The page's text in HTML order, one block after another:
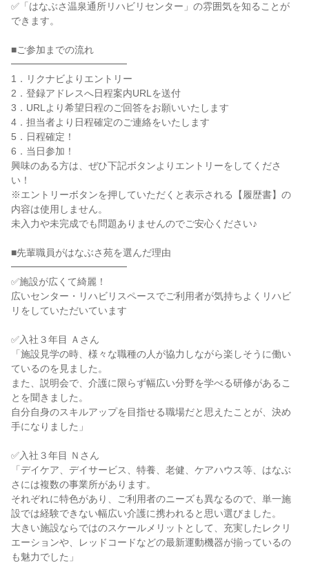
✅「はなぶさ温泉通所リハビリセンター」の雰囲気を知ることが
できます。
■ご参加までの流れ
━━━━━━━━━━━━
1．リクナビよりエントリー
2．登録アドレスへ日程案内URLを送付
3．URLより希望日程のご回答をお願いいたします
4．担当者より日程確定のご連絡をいたします
5．日程確定！
6．当日参加！
興味のある方は、ぜひ下記ボタンよりエントリーをしてくださ
い！
※エントリーボタンを押していただくと表示される【履歴書】の
内容は使用しません。
未入力や未完成でも問題ありませんのでご安心ください♪
■先輩職員がはなぶさ苑を選んだ理由
━━━━━━━━━━━━
✅施設が広くて綺麗！
広いセンター・リハビリスペースでご利用者が気持ちよくリハビ
リをしていただいています
✅入社３年目 Ａさん
「施設見学の時、様々な職種の人が協力しながら楽しそうに働い
ているのを見ました。
また、説明会で、介護に限らず幅広い分野を学べる研修があるこ
とを聞きました。
自分自身のスキルアップを目指せる職場だと思えたことが、決め
手になりました」
✅入社３年目 Ｎさん
「デイケア、デイサービス、特養、老健、ケアハウス等、はなぶ
さには複数の事業所があります。
それぞれに特色があり、ご利用者のニーズも異なるので、単一施
設では経験できない幅広い介護に携われると思い選びました。
大きい施設ならではのスケールメリットとして、充実したレクリ
エーションや、レッドコードなどの最新運動機器が揃っているの
も魅力でした」